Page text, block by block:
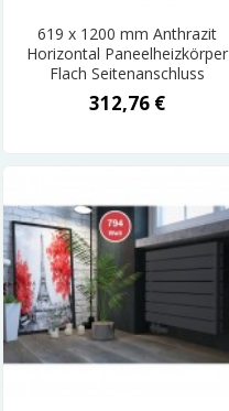
619 x 1200 mm Anthrazit
Horizontal Paneelheizkörper
Flach Seitenanschluss
312,76 €